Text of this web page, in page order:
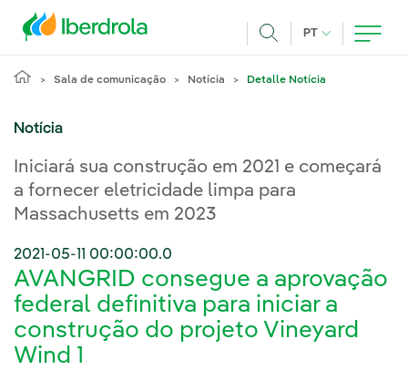
PT IDIOMA ATUAL,
Sala de comunicação Notícia Detalle Notícia
Notícia
Iniciará sua construção em 2021 e começará
a fornecer eletricidade limpa para
Massachusetts em 2023
2021-05-11 00:00:00.0
AVANGRID consegue a aprovação
federal definitiva para iniciar a
construção do projeto Vineyard
Wind 1